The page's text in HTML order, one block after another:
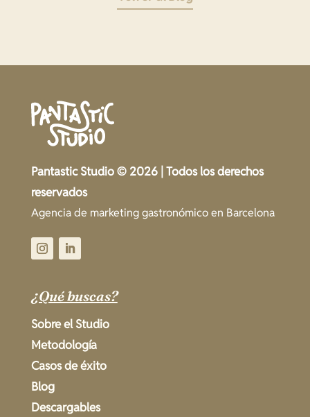
Pantastic Studio © 2026 | Todos los derechos
reservados
Agencia de marketing gastronómico en Barcelona
¿Qué buscas?
Sobre el Studio
Metodología
Casos de éxito
Blog
Descargables